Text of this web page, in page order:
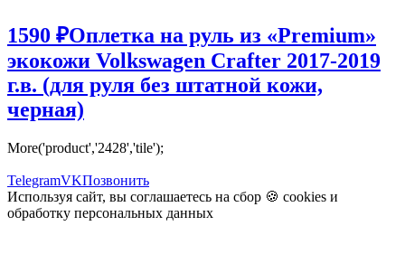
1590 ₽Оплетка на руль из «Premium»
экокожи Volkswagen Crafter 2017-2019
г.в. (для руля без штатной кожи,
черная)
More('product','2428','tile');
TelegramVKПозвонить
Используя сайт, вы соглашаетесь на сбор 🍪 cookies и
обработку персональных данных